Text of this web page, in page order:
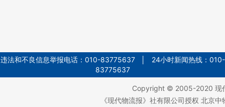
违法和不良信息举报电话：010-83775637 │ 24小时新闻热线：010-
83775637
Copyright © 2005-2020 现
《现代物流报》社有限公司授权 北京